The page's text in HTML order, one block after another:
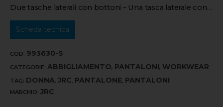
Due tasche laterali con bottoni – Una tasca laterale con…
Scheda tecnica
COD: 993630-S
CATEGORIE: ABBIGLIAMENTO, PANTALONI, WORKWEAR
TAG: DONNA, JRC, PANTALONE, PANTALONI
MARCHIO: JRC